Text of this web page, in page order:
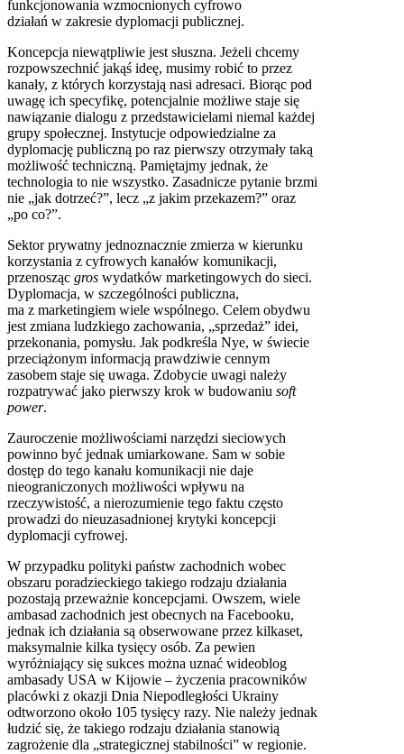
funkcjonowania wzmocnionych cyfrowo
działań w zakresie dyplomacji publicznej.
Koncepcja niewątpliwie jest słuszna. Jeżeli chcemy
rozpowszechnić jakąś ideę, musimy robić to przez
kanały, z których korzystają nasi adresaci. Biorąc pod
uwagę ich specyfikę, potencjalnie możliwe staje się
nawiązanie dialogu z przedstawicielami niemal każdej
grupy społecznej. Instytucje odpowiedzialne za
dyplomację publiczną po raz pierwszy otrzymały taką
możliwość techniczną. Pamiętajmy jednak, że
technologia to nie wszystko. Zasadnicze pytanie brzmi
nie „jak dotrzeć?”, lecz „z jakim przekazem?” oraz
„po co?”.
Sektor prywatny jednoznacznie zmierza w kierunku
korzystania z cyfrowych kanałów komunikacji,
przenosząc gros wydatków marketingowych do sieci.
Dyplomacja, w szczególności publiczna,
ma z marketingiem wiele wspólnego. Celem obydwu
jest zmiana ludzkiego zachowania, „sprzedaż” idei,
przekonania, pomysłu. Jak podkreśla Nye, w świecie
przeciążonym informacją prawdziwie cennym
zasobem staje się uwaga. Zdobycie uwagi należy
rozpatrywać jako pierwszy krok w budowaniu soft
power.
Zauroczenie możliwościami narzędzi sieciowych
powinno być jednak umiarkowane. Sam w sobie
dostęp do tego kanału komunikacji nie daje
nieograniczonych możliwości wpływu na
rzeczywistość, a nierozumienie tego faktu często
prowadzi do nieuzasadnionej krytyki koncepcji
dyplomacji cyfrowej.
W przypadku polityki państw zachodnich wobec
obszaru poradzieckiego takiego rodzaju działania
pozostają przeważnie koncepcjami. Owszem, wiele
ambasad zachodnich jest obecnych na Facebooku,
jednak ich działania są obserwowane przez kilkaset,
maksymalnie kilka tysięcy osób. Za pewien
wyróżniający się sukces można uznać wideoblog
ambasady USA w Kijowie – życzenia pracowników
placówki z okazji Dnia Niepodległości Ukrainy
odtworzono około 105 tysięcy razy. Nie należy jednak
łudzić się, że takiego rodzaju działania stanowią
zagrożenie dla „strategicznej stabilności” w regionie.